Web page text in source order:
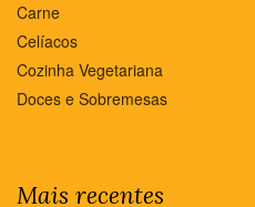
Carne
Celíacos
Cozinha Vegetariana
Doces e Sobremesas
Mais recentes